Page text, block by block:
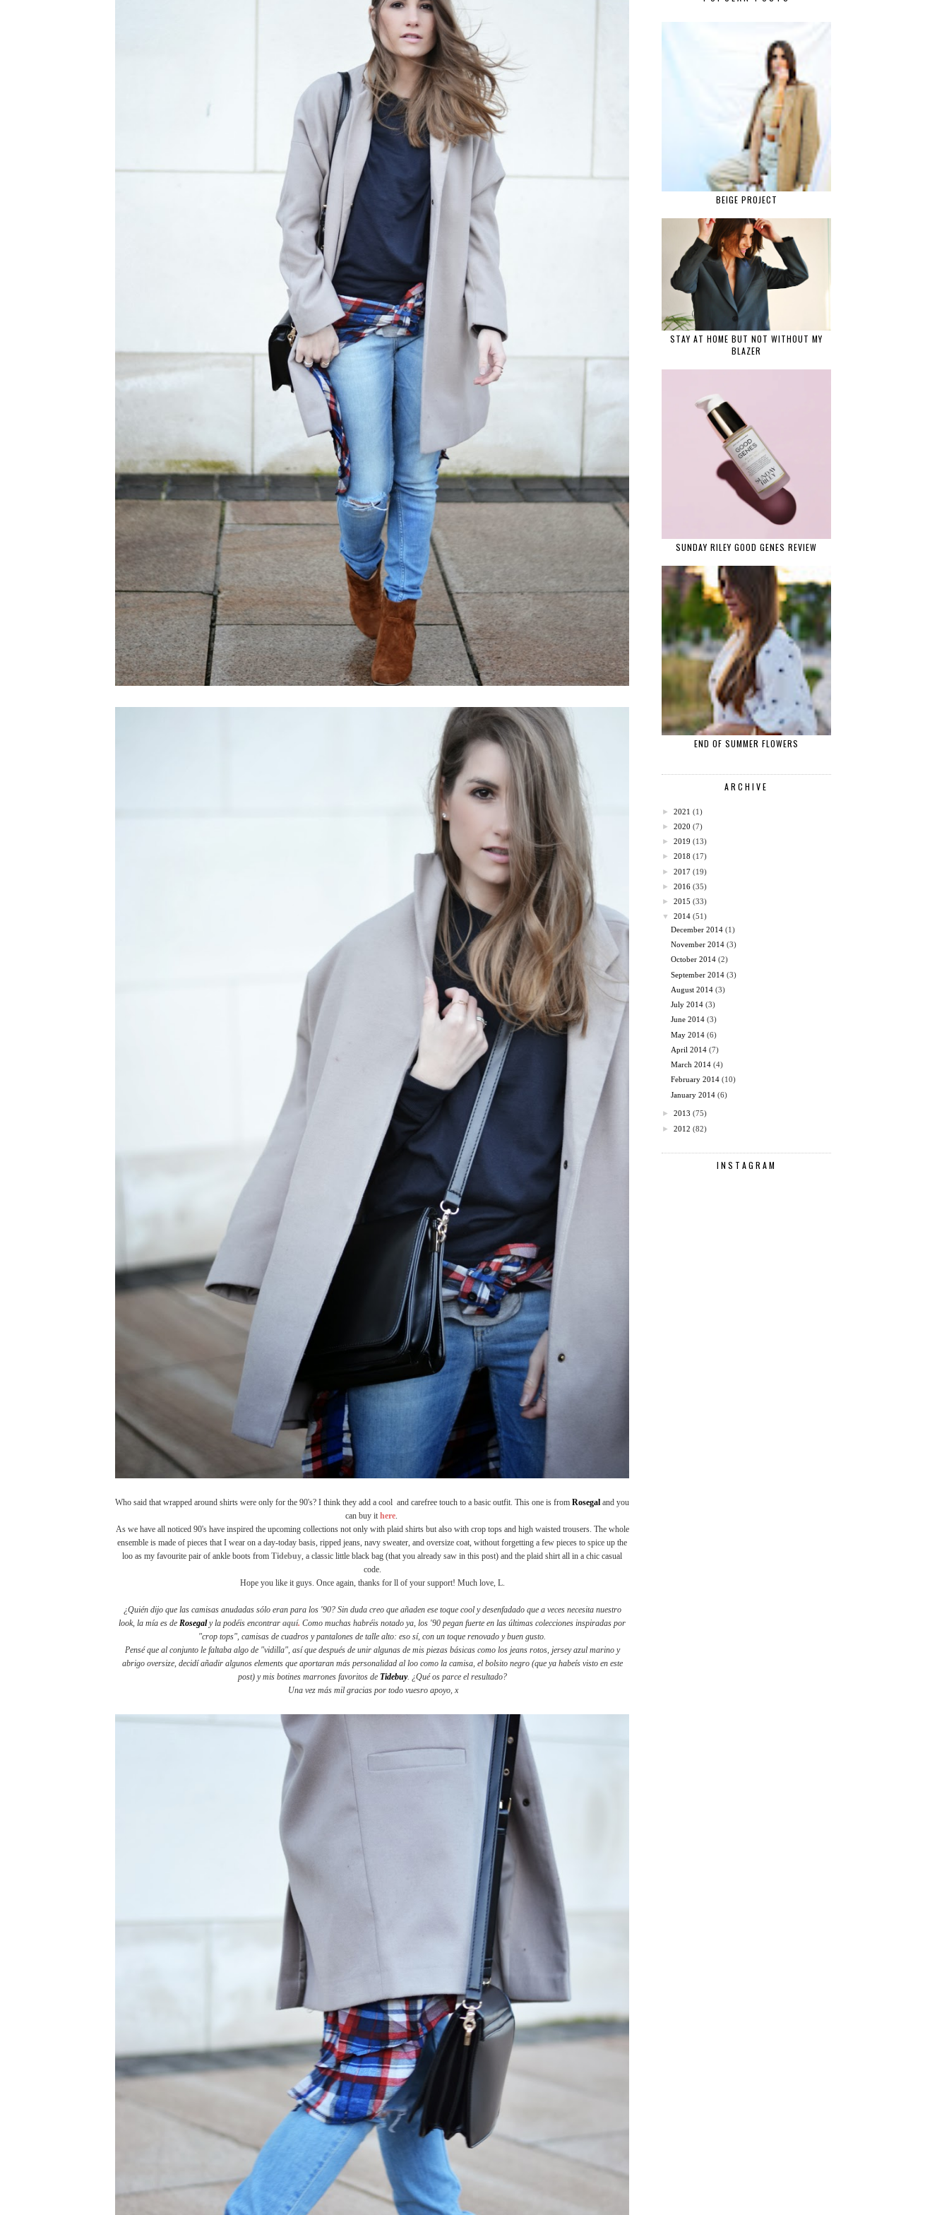
Who said that wrapped around shirts were only for the 90's? I think they add a cool and carefree touch to a basic outfit. This one is from Rosegal and you
can buy it here.
As we have all noticed 90's have inspired the upcoming collections not only with plaid shirts but also with crop tops and high waisted trousers. The whole
ensemble is made of pieces that I wear on a day-today basis, ripped jeans, navy sweater, and oversize coat, without forgetting a few pieces to spice up the
loo as my favourite pair of ankle boots from Tidebuy , a classic little black bag (that you already saw in this post) and the plaid shirt all in a chic casual
code.
Hope you like it guys. Once again, thanks for ll of your support! Much love, L.
¿Quién dijo que las camisas anudadas sólo eran para los '90? Sin duda creo que añaden ese toque cool y desenfadado que a veces necesita nuestro
look, la mía es de Rosegaly la podéis encontrar aquí. Como muchas habréis notado ya, los '90 pegan fuerte en las últimas colecciones inspiradas por
"crop tops", camisas de cuadros y pantalones de talle alto: eso sí, con un toque renovado y buen gusto.
Pensé que al conjunto le faltaba algo de "vidilla", así que después de unir algunas de mis piezas básicas como los jeans rotos, jersey azul marino y
abrigo oversize, decidí añadir algunos elements que aportaran más personalidad al loo como la camisa, el bolsito negro (que ya habeís visto en este
post) y mis botines marrones favoritos de Tidebuy. ¿Qué os parce el resultado?
Una vez más mil gracias por todo vuesro apoyo, x
BEIGE PROJECT
STAY AT HOME BUT NOT WITHOUT MY
BLAZER
SUNDAY RILEY GOOD GENES REVIEW
END OF SUMMER FLOWERS
ARCHIVE
► 2021 (1)
► 2020 (7)
► 2019 (13)
► 2018 (17)
► 2017 (19)
► 2016 (35)
► 2015 (33)
▼
2014 (51)
December 2014 (1)
November 2014 (3)
October 2014 (2)
September 2014 (3)
August 2014 (3)
July 2014 (3)
June 2014 (3)
May 2014 (6)
April 2014 (7)
March 2014 (4)
February 2014 (10)
January 2014 (6)
► 2013 (75)
► 2012 (82)
INSTAGRAM